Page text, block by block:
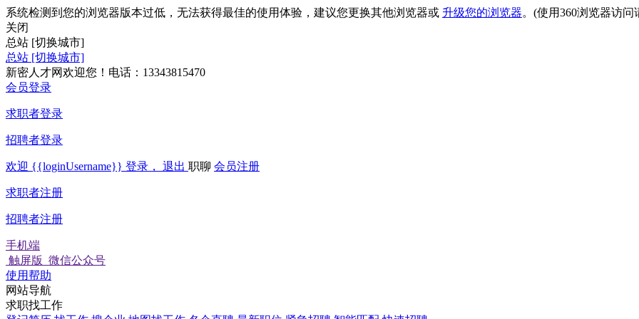
系统检测到您的浏览器版本过低，无法获得最佳的使用体验，建议您更换其他浏览器或 升级您的浏览器。(使用360浏览器访
关闭
总站 [切换城市]
总站 [切换城市]
新密人才网欢迎您！电话：13343815470
会员登录
求职者登录
招聘者登录
欢迎 {{loginUsername}} 登录， 退出 职聊 会员注册
求职者注册
招聘者注册
手机端
触屏版 微信公众号
使用帮助
网站导航
求职找工作